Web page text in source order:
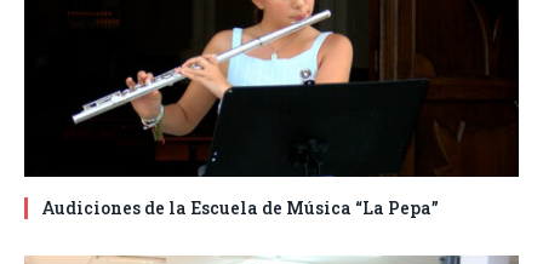
Audiciones de la Escuela de Música “La Pepa”